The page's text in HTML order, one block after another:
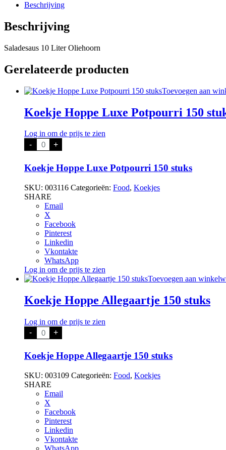
Beschrijving
Beschrijving
Saladesaus 10 Liter Oliehoorn
Gerelateerde producten
Toevoegen aan
Koekje Hoppe Luxe Potpourri 150
Log in om de prijs te zien
- Koekje
Hoppe
Potpourri
150
aantal
+
Koekje Hoppe Luxe Potpourri 150 stuks
SKU: 003116 Categorieën: Food, Koekjes
SHARE
Email
X
Facebook
Pinterest
Linkedin
Vkontakte
WhatsApp
Log in om de prijs te zien
Toevoegen aan
Koekje Hoppe Allegaartje 150 stuks
Log in om de prijs te zien
- Koekje
Hoppe
150
stuks
+
Koekje Hoppe Allegaartje 150 stuks
SKU: 003109 Categorieën: Food, Koekjes
SHARE
Email
X
Facebook
Pinterest
Linkedin
Vkontakte